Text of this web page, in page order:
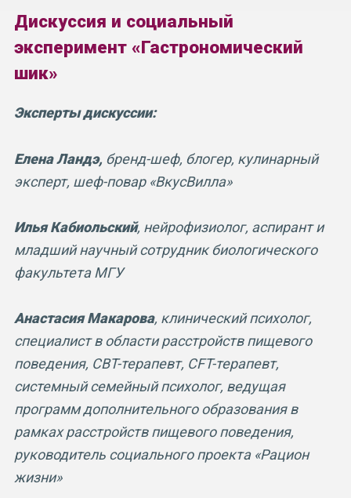
Дискуссия и социальный
эксперимент «Гастрономический
шик»
Эксперты дискуссии:
Елена Ландэ, бренд-шеф, блогер, кулинарный
эксперт, шеф-повар «ВкусВилла»
Илья Кабиольский, нейрофизиолог, аспирант и
младший научный сотрудник биологического
факультета МГУ
Анастасия Макарова, клинический психолог,
специалист в области расстройств пищевого
поведения, CBT-терапевт, CFT-терапевт,
системный семейный психолог, ведущая
программ дополнительного образования в
рамках расстройств пищевого поведения,
руководитель социального проекта «Рацион
жизни»